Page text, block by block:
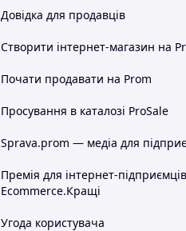
датчик працює
Довідка для продавців
Створити інтернет-магазин на
Почати продавати на Prom
Просування в каталозі ProSale
Sprava.prom — медіа для
Премія для інтернет-підприємців
Ecommerce.Кращі
Угода користувача